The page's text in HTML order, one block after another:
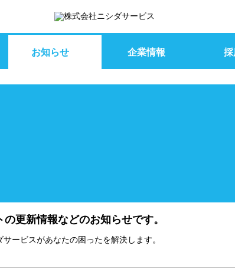
お知らせ 企業情報 採
更新情報などのお知らせです。
ービスがあなたの困ったを解決します。